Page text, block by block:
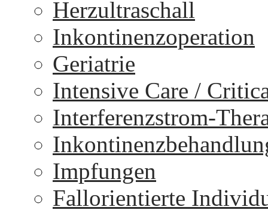
Herzultraschall
Inkontinenzoperation
Geriatrie
Intensive Care /
Interferenzstrom-
Impfungen
Fallorientierte